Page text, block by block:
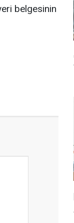
belgesinin